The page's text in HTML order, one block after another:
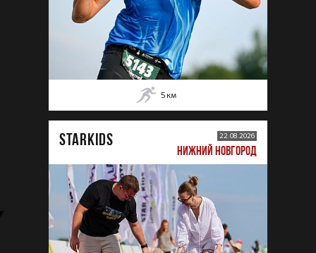
5 км
STARKIDS 22.08.2026
НИЖНИЙ НОВГОРОД